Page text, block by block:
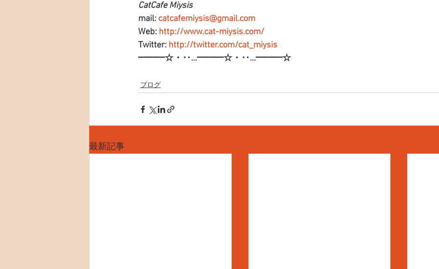
CatCafe Miysis
mail: catcafemiysis@gmail.com
Web: http://www.cat-miysis.com/
Twitter: http://twitter.com/cat_miysis
━━━☆・‥…━━━☆・‥…━━━☆
ブログ
最新記事